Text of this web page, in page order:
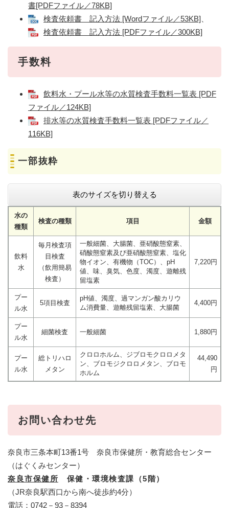
書[PDFファイル／78KB]
検査依頼書 記入方法 [Wordファイル／53KB]
検査依頼書 記入方法 [PDFファイル／300KB]
手数料
飲料水・プール水等の水質検査手数料一覧表 [PDF
ファイル／124KB]
排水等の水質検査手数料一覧表 [PDFファイル／
116KB]
一部抜粋
表のサイズを切り替える
水の
種類
検査の種類 項目 金額
飲料
水
毎月検査項
目検査
（飲用簡易
検査）
一般細菌、大腸菌、亜硝酸態窒素、
硝酸態窒素及び亜硝酸態窒素、塩化
物イオン、有機物（TOC）、pH
値、味、臭気、色度、濁度、遊離残
留塩素
7,220円
プー
ル水
5項目検査
pH値、濁度、過マンガン酸カリウ
ム消費量、遊離残留塩素、大腸菌
4,400円
プー
ル水
細菌検査 一般細菌 1,880円
プー
ル水
総トリハロ
メタン
クロロホルム、ジブロモクロロメタ
ン、ブロモジクロロメタン、ブロモ
ホルム
44,490
円
お問い合わせ先
奈良市三条本町13番1号 奈良市保健所・教育総合センター
（はぐくみセンター）
奈良市保健所 保健・環境検査課（5階）
（JR奈良駅西口から南へ徒歩約4分）
電話：0742－93－8394